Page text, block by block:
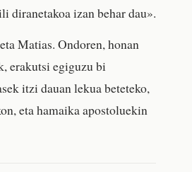
diranetakoa izan behar dau».
Matias. Ondoren, honan
erakutsi egiguzu bi
itzi dauan lekua beteteko,
eta hamaika apostoluekin